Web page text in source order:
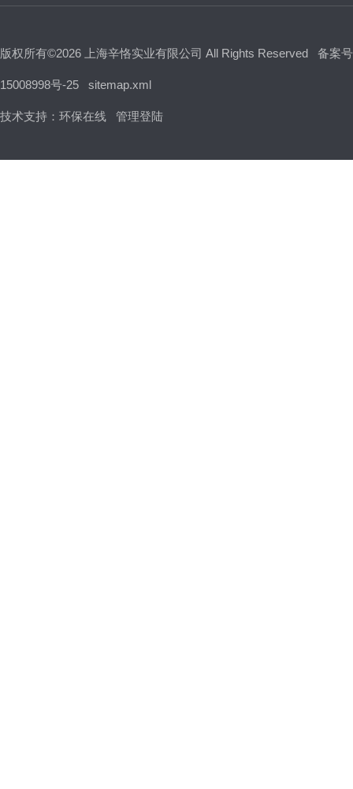
版权所有©2026 上海辛恪实业有限公司 All Rights Reserved 备案
15008998号-25 sitemap.xml
技术支持： 环保在线 管理登陆